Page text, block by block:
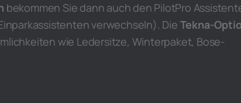
bekommen Sie dann auch den PilotPro
verwechseln). Die Tekna-
wie Ledersitze, Winterpaket, Bose-